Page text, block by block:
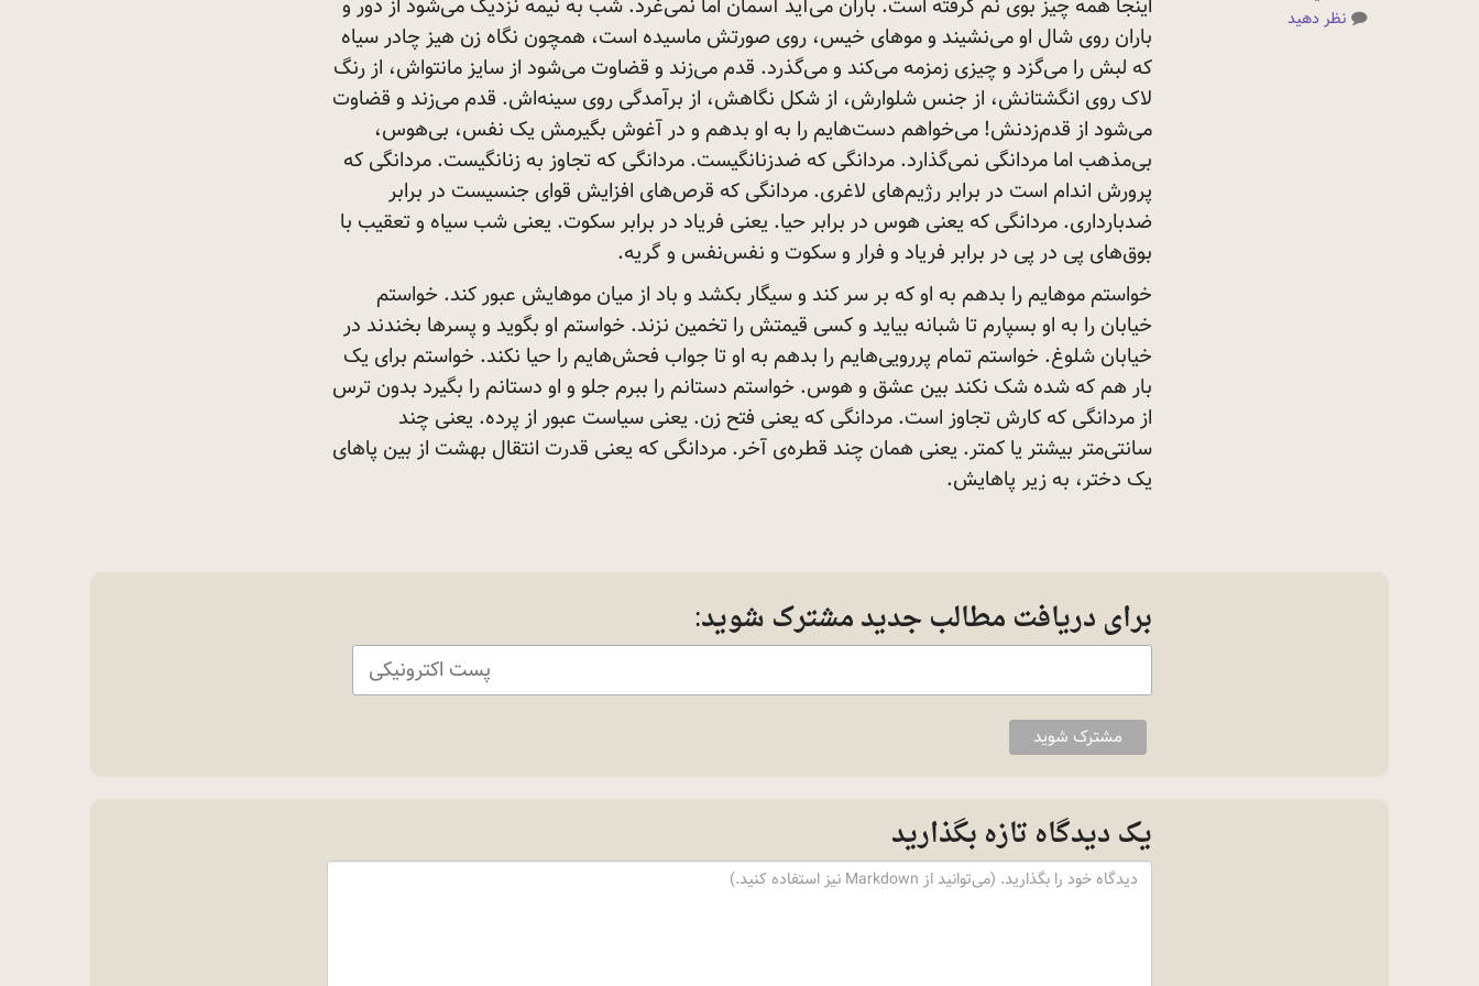
نظر دهید
باران روی شال او می‌نشیند و موهای خیس، روی صورتش ماسیده است، همچون نگاه زن هیز چادر سیاه
که لبش را می‌گزد و چیزی زمزمه می‌کند و می‌گذرد. قدم می‌زند و قضاوت می‌شود از سایز مانتواش، از رنگ
لاک روی انگشتانش، از جنس شلوارش، از شکل نگاهش، از برآمدگی روی سینه‌اش. قدم می‌زند و قضاوت
می‌شود از قدم‌زدنش! می‌خواهم دست‌هایم را به او بدهم و در آغوش بگیرمش یک نفس، بی‌هوس،
بی‌مذهب اما مردانگی نمی‌گذارد. مردانگی که ضدزنانگیست. مردانگی که تجاوز به زنانگیست. مردانگی که
پرورش اندام است در برابر رژیم‌های لاغری. مردانگی که قرص‌های افزایش قوای جنسیست در برابر
ضدبارداری. مردانگی که یعنی هوس در برابر حیا. یعنی فریاد در برابر سکوت. یعنی شب سیاه و تعقیب با
بوق‌های پی در پی در برابر فریاد و فرار و سکوت و نفس‌نفس و گریه.
خواستم موهایم را بدهم به او که بر سر کند و سیگار بکشد و باد از میان موهایش عبور کند. خواستم
خیابان را به او بسپارم تا شبانه بیاید و کسی قیمتش را تخمین نزند. خواستم او بگوید و پسرها بخندند در
خیابان شلوغ. خواستم تمام پررویی‌هایم را بدهم به او تا جواب فحش‌هایم را حیا نکند. خواستم برای یک
بار هم که شده شک نکند بین عشق و هوس. خواستم دستانم را ببرم جلو و او دستانم را بگیرد بدون ترس
از مردانگی که کارش تجاوز است. مردانگی که یعنی فتح زن. یعنی سیاست عبور از پرده. یعنی چند
سانتی‌متر بیشتر یا کمتر. یعنی همان چند قطره‌ی آخر. مردانگی که یعنی قدرت انتقال بهشت از بین پاهای
یک دختر، به زیر پاهایش.
برای دریافت مطالب جدید مشترک شوید:
یک دیدگاه تازه بگذارید
Content